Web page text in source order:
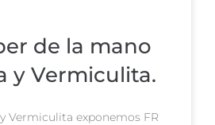
de la mano
y Vermiculita.
Vermiculita exponemos FR